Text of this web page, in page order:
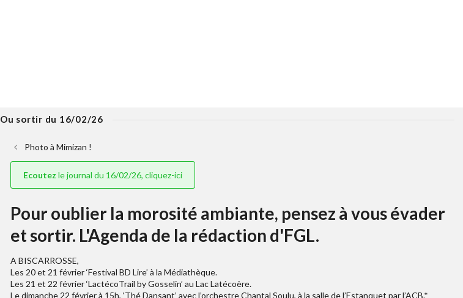
Ou sortir du 16/02/26
Photo à Mimizan !
Ecoutez le journal du 16/02/26, cliquez-ici
Pour oublier la morosité ambiante, pensez à vous évader
et sortir. L'Agenda de la rédaction d'FGL.
A BISCARROSSE,
Les 20 et 21 février ‘Festival BD Lire’ à la Médiathèque.
Les 21 et 22 février ‘LactécoTrail by Gosselin’ au Lac Latécoère.
Le dimanche 22 février à 15h, ‘Thé Dansant’ avec l’orchestre Chantal Soulu, à la salle de l’Estanquet par l’ACB.*